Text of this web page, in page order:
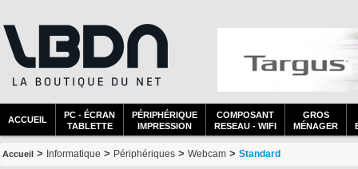
ACCUEIL
PC - ÉCRAN
TABLETTE
PÉRIPHÉRIQUE
IMPRESSION
COMPOSANT
RESEAU - WIFI
GROS
MÉNAGER
Accueil > Informatique > Périphériques > Webcam > Standard